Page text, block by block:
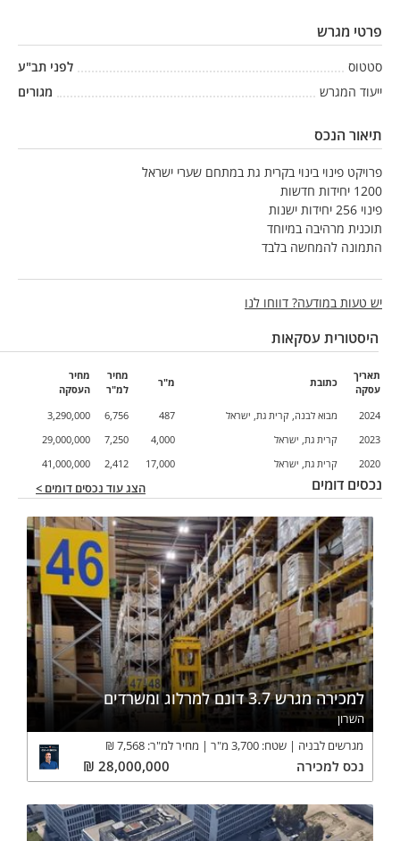
פרטי מגרש
סטטוס
לפני תב"ע
ייעוד המגרש
מגורים
תיאור הנכס
פרויקט פינוי בינוי בקרית גת במתחם שערי ישראל
1200 יחידות חדשות
פינוי 256 יחידות ישנות
תוכנית מרהיבה במיוחד
התמונה להמחשה בלבד
יש טעות במודעה? דווחו לנו
היסטורית עסקאות
תאריך
עסקה
כתובת מ"ר
מחיר
למ"ר
מחיר
העסקה
2024
מבוא לבנה, קרית גת, ישראל 487
6,756
3,290,000
2023
קרית גת, ישראל 4,000
7,250
29,000,000
2020
קרית גת, ישראל 17,000
2,412
41,000,000
נכסים דומים הצג עוד נכסים דומים >
למכירה מגרש 3.7 דונם למרלוג ומשרדים
השרון
מגרשים לבניה
שטח: 3,700 מ"ר מחיר למ"ר: 7,568
₪
נכס למכירה 28,000,000
₪